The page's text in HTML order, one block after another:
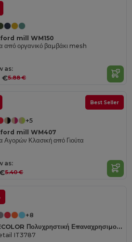
mill WM150
από οργανικό βαμβάκι mesh
as:
€5.88 €
Best Seller
+5
mill WM407
Αγορών Κλασική από Γιούτα
as:
5.40 €
+8
TOTECOLOR Πολυχρηστική Επαναχρησιμοποιούμενη Τσάντα Αγορών και Παραλίας
IT3787